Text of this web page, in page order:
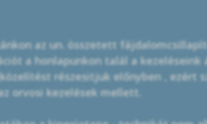
az un. összetett
a honlapunkon talál a kezeléseink
részesitjuk előnyben , ezért
orvosi kezelések mellett.